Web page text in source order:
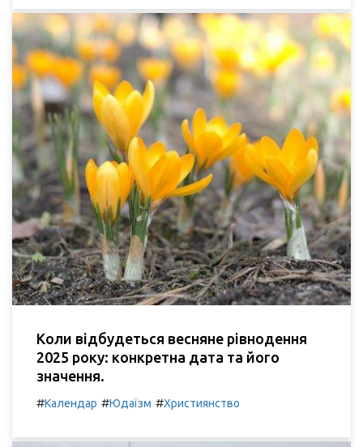
Коли відбудеться весняне рівнодення
2025 року: конкретна дата та його
значення.
#Календар #Юдаїзм #Християнство